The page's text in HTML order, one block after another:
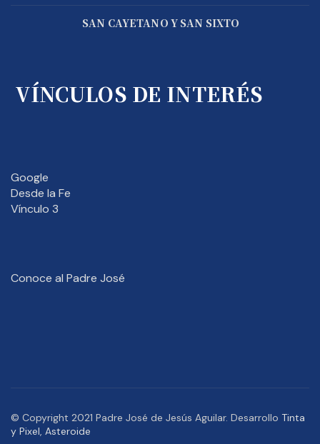
SAN CAYETANO Y SAN SIXTO
VÍNCULOS DE INTERÉS
Google
Desde la Fe
Vínculo 3
Conoce al Padre José
© Copyright 2021 Padre José de Jesús Aguilar. Desarrollo Tinta
y Pixel, Asteroide